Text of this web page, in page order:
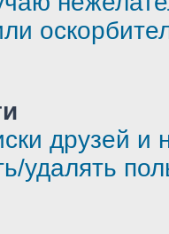
друзей и
удалять